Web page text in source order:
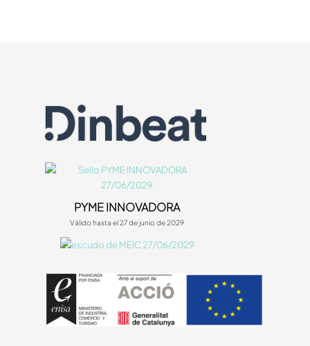
PYME INNOVADORA
Válido hasta el 27 de junio de 2029